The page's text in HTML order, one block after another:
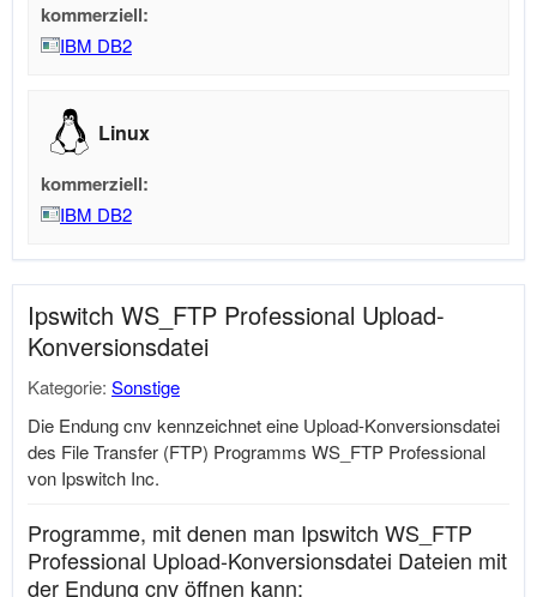
kommerziell:
IBM DB2
Linux
kommerziell:
IBM DB2
Ipswitch WS_FTP Professional Upload-
Konversionsdatei
Kategorie: Sonstige
Die Endung cnv kennzeichnet eine Upload-Konversionsdatei
des File Transfer (FTP) Programms WS_FTP Professional
von Ipswitch Inc.
Programme, mit denen man Ipswitch WS_FTP
Professional Upload-Konversionsdatei Dateien mit
der Endung cnv öffnen kann: